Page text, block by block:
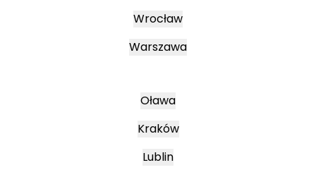
Wrocław
Warszawa
Oława
Kraków
Lublin